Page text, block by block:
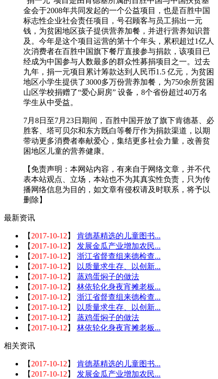
金会于2008年共同发起的一个公益项目，也是百胜中国
标志性企业社会责任项目，号召顾客与员工捐出一元
钱，为贫困地区孩子提供营养加餐，并进行营养知识普
及。今年是这个项目运营的第十个年头，累积超过1亿人
次消费者在百胜中国旗下餐厅直接参与捐款，该项目已
经成为中国参与人数最多的群众性募捐项目之一。过去
九年，捐一元项目累计筹款达到人民币1.5 亿元，为贫困
地区小学生提供了3000多万份营养加餐，为750余所贫困
山区学校捐赠了“爱心厨房” 设备，8个省份超过40万名
学生从中受益。
7月8日至7月23日期间，百胜中国开放了旗下肯德基、必
胜客、塔可贝尔和东方既白等餐厅作为捐款渠道，以期
带动更多消费者奉献爱心，集结更多社会力量，改善贫
困地区儿童的营养健康。
【免责声明：本网站内容，有来自于网络文章，并不代
表本站观点、立场，本站也不为其真实性负责，只为传
播网络信息为目的，如文章有侵权请及时联系，将予以
删除】
最新资讯
【 2017-10-12 】 肯德基精选的儿童图书...
【 2017-10-12 】 发展金瓜产业增加农民...
【 2017-10-12 】 浙江省督查组来德检查...
【 2017-10-12 】
以质量求生存、以创新...
【 2017-10-12 】 蒸鸡蛋焖子的做法
【 2017-10-12 】 林依轮化身夜宵摊老板...
【 2017-10-12 】 浙江省督查组来德检查...
【 2017-10-12 】
以质量求生存、以创新...
【 2017-10-12 】 蒸鸡蛋焖子的做法
【 2017-10-12 】 林依轮化身夜宵摊老板...
相关资讯
【 2017-10-12 】 肯德基精选的儿童图书...
【 2017-10-12 】 发展金瓜产业增加农民...